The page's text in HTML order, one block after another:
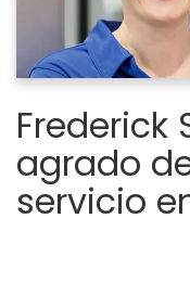
Frederick
agrado
servicio